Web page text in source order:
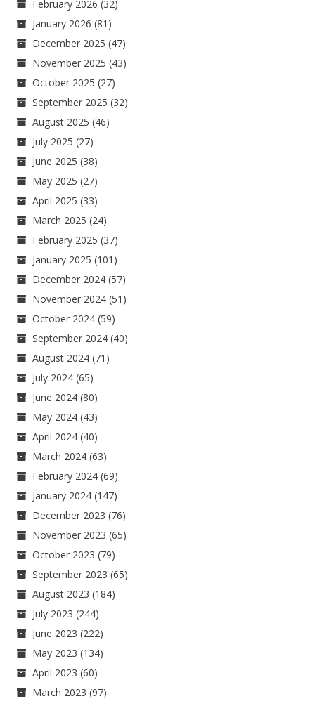
February 2026 (32)
January 2026 (81)
December 2025 (47)
November 2025 (43)
October 2025 (27)
September 2025 (32)
August 2025 (46)
July 2025 (27)
June 2025 (38)
May 2025 (27)
April 2025 (33)
March 2025 (24)
February 2025 (37)
January 2025 (101)
December 2024 (57)
November 2024 (51)
October 2024 (59)
September 2024 (40)
August 2024 (71)
July 2024 (65)
June 2024 (80)
May 2024 (43)
April 2024 (40)
March 2024 (63)
February 2024 (69)
January 2024 (147)
December 2023 (76)
November 2023 (65)
October 2023 (79)
September 2023 (65)
August 2023 (184)
July 2023 (244)
June 2023 (222)
May 2023 (134)
April 2023 (60)
March 2023 (97)